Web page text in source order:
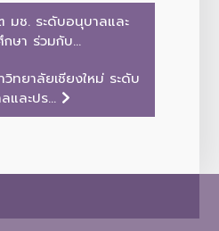
มช. ระดับอนุบาลและ
กษา ร่วมกับ...
วิทยาลัยเชียงใหม่ ระดับ
และปร...